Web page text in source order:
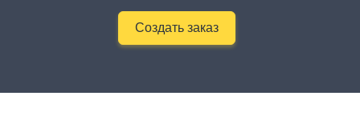
Создать заказ